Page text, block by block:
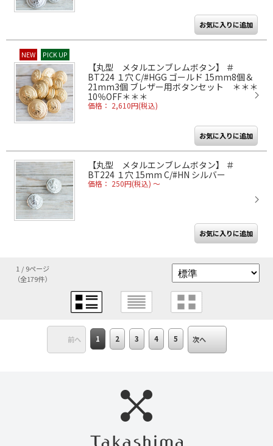
NEW PICK UP
【丸型 メタルエンブレムボタン】 ＃
BT224 １穴 C/#HGG ゴールド 15mm8個＆
21mm3個 ブレザー用ボタンセット ＊＊＊
10％OFF＊＊＊
価格： 2,610円(税込)
【丸型 メタルエンブレムボタン】 ＃
BT224 １穴 15mm C/#HN シルバー
価格： 250円(税込) ～
1 / 9ページ
（全179件）
前へ 1 2 3 4 5 次へ